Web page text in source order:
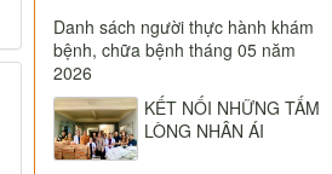
Danh sách người thực hành khám
bệnh, chữa bệnh tháng 05 năm
2026
KẾT NỐI NHỮNG TẤM
LÒNG NHÂN ÁI